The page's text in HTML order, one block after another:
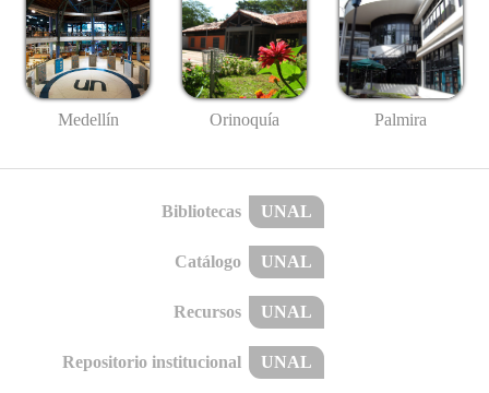
Medellín Orinoquía Palmira
Bibliotecas UNAL
Catálogo UNAL
Recursos UNAL
Repositorio institucional UNAL